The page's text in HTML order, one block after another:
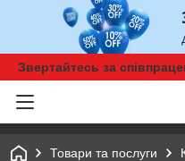
Звертайтесь за
Товари та послуги